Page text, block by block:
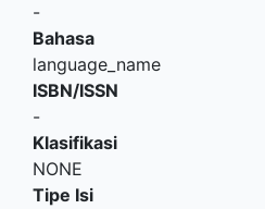
-
Bahasa
language_name
ISBN/ISSN
-
Klasifikasi
NONE
Tipe Isi